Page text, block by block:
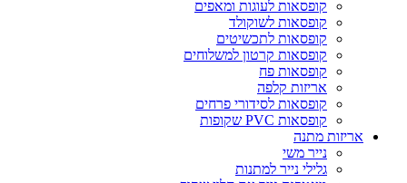
קופסאות לעוגות ומאפים
קופסאות לשוקולד
קופסאות לתכשיטים
קופסאות קרטון למשלוחים
קופסאות פח
אריזות קלפה
קופסאות לסידורי פרחים
קופסאות PVC שקופות
אריזות מתנה
נייר משי
גלילי נייר למתנות